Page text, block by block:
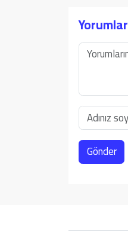
Yorumlar
Gönder